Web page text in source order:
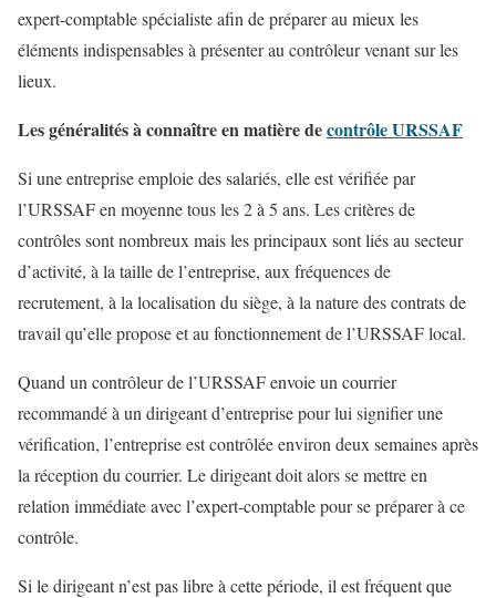
expert-comptable spécialiste afin de préparer au mieux les
éléments indispensables à présenter au contrôleur venant sur les
lieux.
Les généralités à connaître en matière decontrôle URSSAF
Si une entreprise emploie des salariés, elle est vérifiée par
l’URSSAF en moyenne tous les 2 à 5 ans. Les critères de
contrôles sont nombreux mais les principaux sont liés au secteur
d’activité, à la taille de l’entreprise, aux fréquences de
recrutement, à la localisation du siège, à la nature des contrats de
travail qu’elle propose et au fonctionnement de l’URSSAF local.
Quand un contrôleur de l’URSSAF envoie un courrier
recommandé à un dirigeant d’entreprise pour lui signifier une
vérification, l’entreprise est contrôlée environ deux semaines après
la réception du courrier. Le dirigeant doit alors se mettre en
relation immédiate avec l’expert-comptable pour se préparer à ce
contrôle.
Si le dirigeant n’est pas libre à cette période, il est fréquent que